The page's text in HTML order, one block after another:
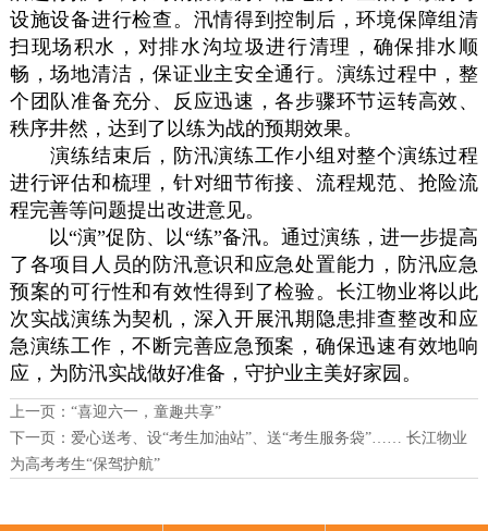
设施设备进行检查。汛情得到控制后，环境保障组清
扫现场积水，对排水沟垃圾进行清理，确保排水顺
畅，场地清洁，保证业主安全通行。演练过程中，整
个团队准备充分、反应迅速，各步骤环节运转高效、
秩序井然，达到了以练为战的预期效果。
演练结束后，防汛演练工作小组对整个演练过程
进行评估和梳理，针对细节衔接、流程规范、抢险流
程完善等问题提出改进意见。
以“演”促防、以“练”备汛。通过演练，进一步提高
了各项目人员的防汛意识和应急处置能力，防汛应急
预案的可行性和有效性得到了检验。长江物业将以此
次实战演练为契机，深入开展汛期隐患排查整改和应
急演练工作，不断完善应急预案，确保迅速有效地响
应，为防汛实战做好准备，守护业主美好家园。
上一页： “喜迎六一，童趣共享”
下一页： 爱心送考、设“考生加油站”、送“考生服务袋”…… 长江物业
为高考考生“保驾护航”